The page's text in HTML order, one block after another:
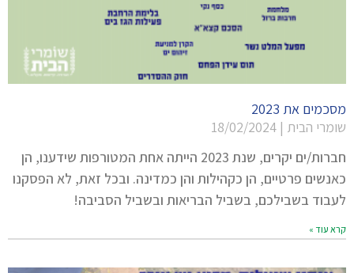
מסכמים את 2023
שומרי הבית
חברות/ים יקרים, שנת 2023 הייתה אחת המטורפות שידענו, הן
כאנשים פרטיים, הן כקהילות והן כמדינה. ובכל זאת, לא הפסקנו
לעבוד בשבילכם, בשביל הבריאות ובשביל הסביבה!
קרא עוד »